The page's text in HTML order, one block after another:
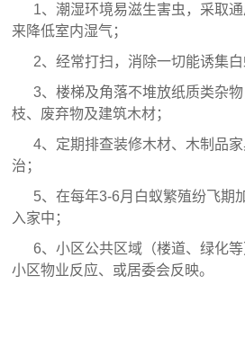
1、潮湿环境易滋生害虫，采取通
来降低室内湿气；
2、经常打扫，消除一切能诱集白
3、楼梯及角落不堆放纸质类杂物
枝、废弃物及建筑木材；
4、定期排查装修木材、木制品家
治；
5、在每年3-6月白蚁繁殖纷飞期
入家中；
6、小区公共区域（楼道、绿化等
小区物业反应、或居委会反映。